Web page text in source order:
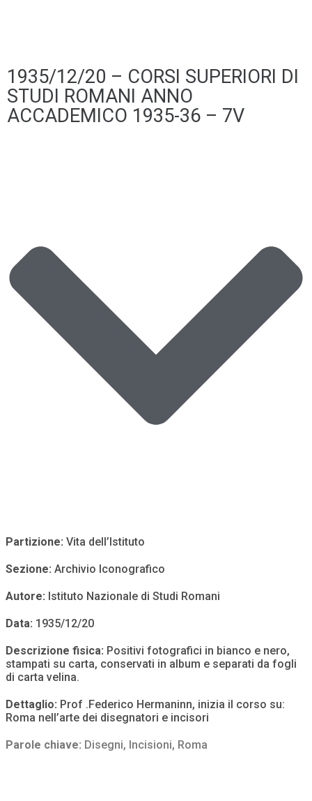
1935/12/20 – CORSI SUPERIORI DI
STUDI ROMANI ANNO
ACCADEMICO 1935-36 – 7V
Partizione: Vita dell’Istituto
Sezione: Archivio Iconografico
Autore: Istituto Nazionale di Studi Romani
Data: 1935/12/20
Descrizione fisica: Positivi fotografici in bianco e nero,
stampati su carta, conservati in album e separati da fogli
di carta velina.
Dettaglio: Prof .Federico Hermaninn, inizia il corso su:
Roma nell’arte dei disegnatori e incisori
Parole chiave: Disegni, Incisioni, Roma